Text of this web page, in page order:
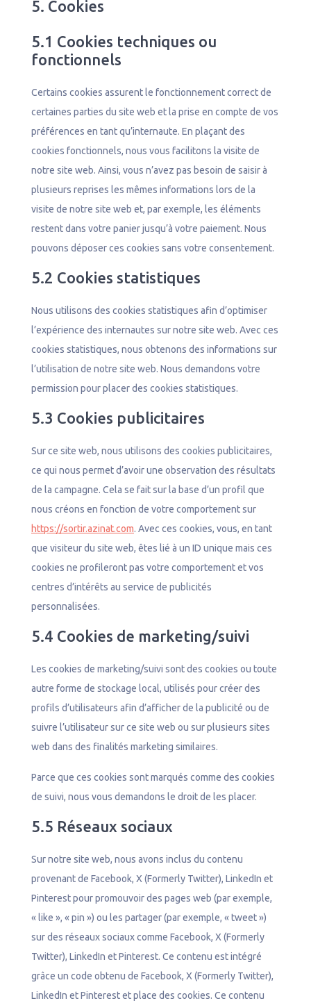
5. Cookies
5.1 Cookies techniques ou
fonctionnels
Certains cookies assurent le fonctionnement correct de
certaines parties du site web et la prise en compte de vos
préférences en tant qu’internaute. En plaçant des
cookies fonctionnels, nous vous facilitons la visite de
notre site web. Ainsi, vous n’avez pas besoin de saisir à
plusieurs reprises les mêmes informations lors de la
visite de notre site web et, par exemple, les éléments
restent dans votre panier jusqu’à votre paiement. Nous
pouvons déposer ces cookies sans votre consentement.
5.2 Cookies statistiques
Nous utilisons des cookies statistiques afin d’optimiser
l’expérience des internautes sur notre site web. Avec ces
cookies statistiques, nous obtenons des informations sur
l’utilisation de notre site web. Nous demandons votre
permission pour placer des cookies statistiques.
5.3 Cookies publicitaires
Sur ce site web, nous utilisons des cookies publicitaires,
ce qui nous permet d’avoir une observation des résultats
de la campagne. Cela se fait sur la base d’un profil que
nous créons en fonction de votre comportement sur
https://sortir.azinat.com. Avec ces cookies, vous, en tant
que visiteur du site web, êtes lié à un ID unique mais ces
cookies ne profileront pas votre comportement et vos
centres d’intérêts au service de publicités
personnalisées.
5.4 Cookies de marketing/suivi
Les cookies de marketing/suivi sont des cookies ou toute
autre forme de stockage local, utilisés pour créer des
profils d’utilisateurs afin d’afficher de la publicité ou de
suivre l’utilisateur sur ce site web ou sur plusieurs sites
web dans des finalités marketing similaires.
Parce que ces cookies sont marqués comme des cookies
de suivi, nous vous demandons le droit de les placer.
5.5 Réseaux sociaux
Sur notre site web, nous avons inclus du contenu
provenant de Facebook, X (Formerly Twitter), LinkedIn et
Pinterest pour promouvoir des pages web (par exemple,
« like », « pin ») ou les partager (par exemple, « tweet »)
sur des réseaux sociaux comme Facebook, X (Formerly
Twitter), LinkedIn et Pinterest. Ce contenu est intégré
grâce un code obtenu de Facebook, X (Formerly Twitter),
LinkedIn et Pinterest et place des cookies. Ce contenu